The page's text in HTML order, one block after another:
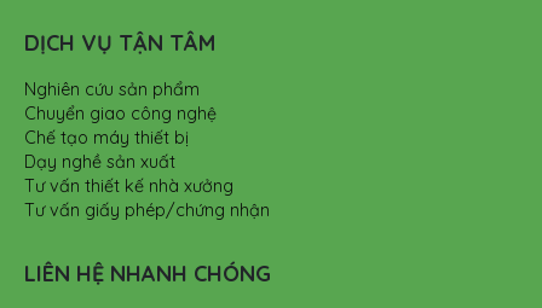
DỊCH VỤ TẬN TÂM
Nghiên cứu sản phẩm
Chuyển giao công nghệ
Chế tạo máy thiết bị
Dạy nghề sản xuất
Tư vấn thiết kế nhà xưởng
Tư vấn giấy phép/chứng nhận
LIÊN HỆ NHANH CHÓNG